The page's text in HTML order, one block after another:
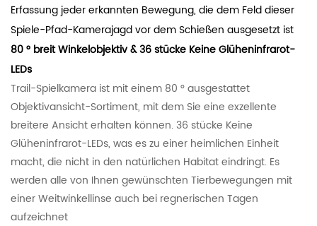
Erfassung jeder erkannten Bewegung, die dem Feld dieser
Spiele-Pfad-Kamerajagd vor dem Schießen ausgesetzt ist
80 ° breit Winkelobjektiv & 36 stücke Keine Glüheninfrarot-
LEDs
Trail-Spielkamera ist mit einem 80 ° ausgestattet
Objektivansicht-Sortiment, mit dem Sie eine exzellente
breitere Ansicht erhalten können. 36 stücke Keine
Glüheninfrarot-LEDs, was es zu einer heimlichen Einheit
macht, die nicht in den natürlichen Habitat eindringt. Es
werden alle von Ihnen gewünschten Tierbewegungen mit
einer Weitwinkellinse auch bei regnerischen Tagen
aufzeichnet